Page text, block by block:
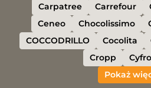
Carpatree
Carrefour
Ceneo
Chocolissimo
COCCODRILLO
Cocolita
Cropp
Pokaż